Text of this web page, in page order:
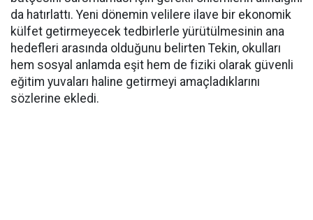
da hatırlattı. Yeni dönemin velilere ilave bir ekonomik
külfet getirmeyecek tedbirlerle yürütülmesinin ana
hedefleri arasında olduğunu belirten Tekin, okulları
hem sosyal anlamda eşit hem de fiziki olarak güvenli
eğitim yuvaları haline getirmeyi amaçladıklarını
sözlerine ekledi.